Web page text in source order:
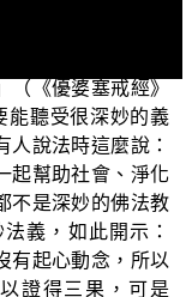
父母、善友，樂聽
義。為法因緣，不
《優婆塞戒經》
能聽受很深妙的義
人說法時這麼說：
起幫助社會、淨化
不是深妙的佛法教
義，如此開示：
有起心動念，所以
證得三果，可是